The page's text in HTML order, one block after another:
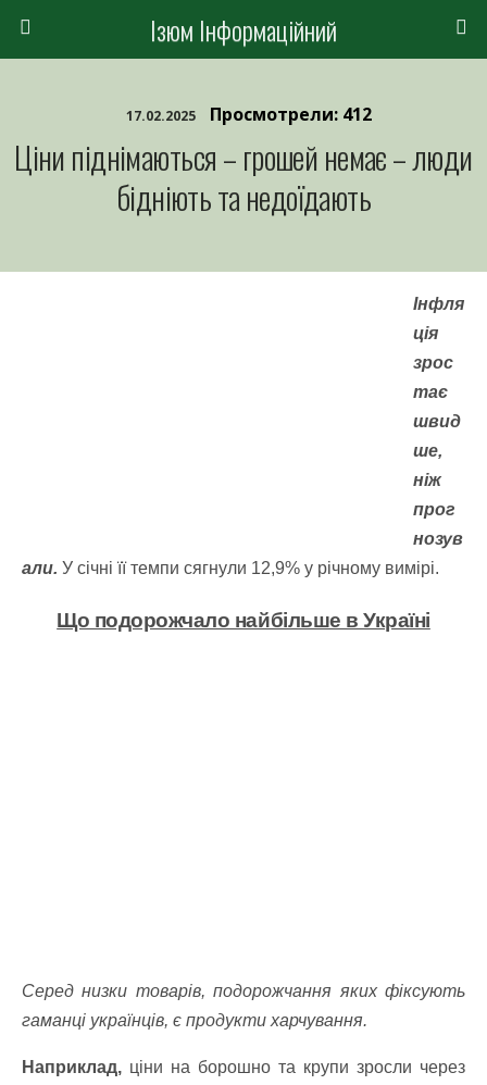
Ізюм Інформаційний
17.02.2025 Просмотрели: 412
Ціни піднімаються – грошей немає – люди
бідніють та недоїдають
Інфля
ція
зрос
тає
швид
ше,
ніж
прог
нозув
али. У січні її темпи сягнули 12,9% у річному вимірі.
Що подорожчало найбільше в Україні
Серед низки товарів, подорожчання яких фіксують
гаманці українців, є продукти харчування.
Наприклад, ціни на борошно та крупи зросли через